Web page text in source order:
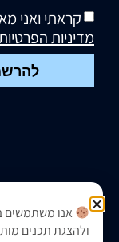
קראתי ואני
מדיניות
ולהצגת תכנים